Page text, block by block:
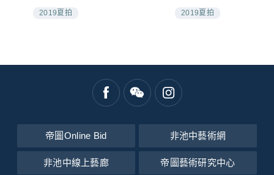
2019夏拍 2019夏拍
帝圖Online Bid 非池中藝術網
非池中線上藝廊 帝圖藝術研究中心